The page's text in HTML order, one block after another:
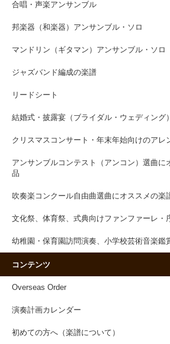
合唱・声楽アンサンブル
邦楽器（和楽器）アンサンブル・ソロ
マンドリン（ギタマン）アンサンブル・ソロ
ジャズバンド編成の楽譜
リードシート
結婚式・披露宴（ブライダル・ウェディング
クリスマスコンサート・年末年始向けのアレ
アンサンブルコンテスト（アンコン）選曲に
品
吹奏楽コンクール自由曲選曲にオススメの楽
文化祭、体育祭、式典向けファンファーレ・
幼稚園・保育園訪問演奏、小学校芸術音楽鑑
コンテンツ
Overseas Order
演奏計画カレンダー
初めての方へ（楽譜について）